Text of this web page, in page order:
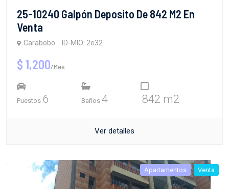
25-10240 Galpón Deposito De 842 M2 En
Venta
Carabobo ID-MIO: 2e32
$ 1,200/Mes
Puestos 6 Baños 4 842 m2
Ver detalles
Apartamentos Venta